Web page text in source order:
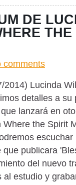
DE
comments
2014) Lucinda
detalles a
lanzará en
Where the Spirit
que publicara
del nuevo
estudio y